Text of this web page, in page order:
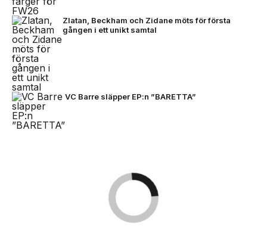
Zlatan, Beckham och Zidane möts för första
gången i ett unikt samtal
VC Barre släpper EP:n ”BARETTA”